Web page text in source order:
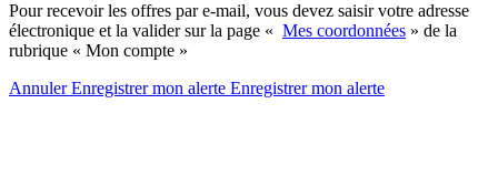
Pour recevoir les offres par e-mail, vous devez saisir votre adresse
électronique et la valider sur la page « Mes coordonnées » de la
rubrique « Mon compte »
AnnulerEnregistrer mon alerte Enregistrermon alerte